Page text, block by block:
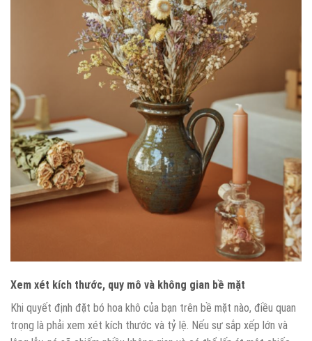
Xem xét kích thước, quy mô và không gian bề mặt
Khi quyết định đặt bó hoa khô của bạn trên bề mặt nào, điều quan
trọng là phải xem xét kích thước và tỷ lệ. Nếu sự sắp xếp lớn và